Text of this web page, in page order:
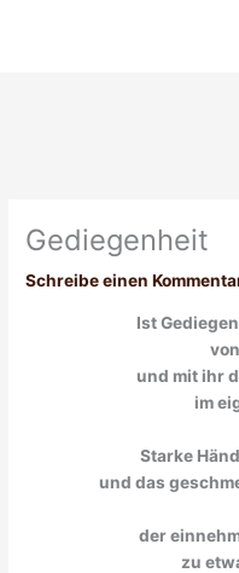
Gediegenheit
Schreibe einen
Ist
und mit ihr
im
Starke
und das
der
zu